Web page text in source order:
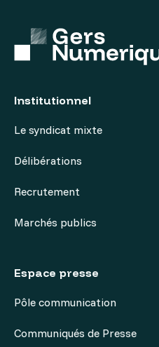
Institutionnel
Le syndicat mixte
Délibérations
Recrutement
Marchés publics
Espace presse
Pôle communication
Communiqués de Presse